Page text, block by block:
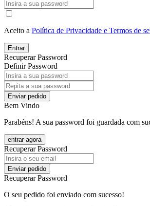
Aceito a Política de Privacidade e Termos de
Entrar
Recuperar Password
Definir Password
Enviar pedido
Bem Vindo
Parabéns! A sua password foi guardada com
entrar agora
Recuperar Password
Enviar pedido
Recuperar Password
O seu pedido foi enviado com sucesso!